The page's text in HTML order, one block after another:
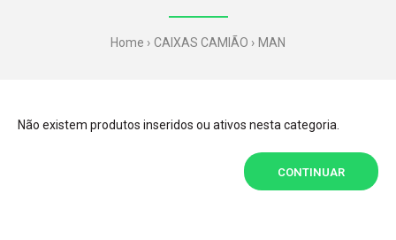
Home CAIXAS CAMIÃO MAN
Não existem produtos inseridos ou ativos nesta categoria.
CONTINUAR